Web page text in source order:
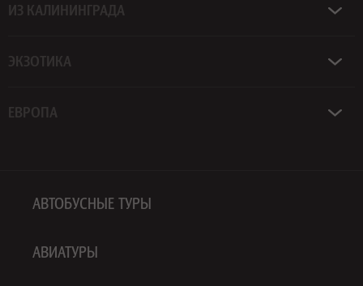
ИЗ КАЛИНИНГРАДА
ЭКЗОТИКА
ЕВРОПА
АВТОБУСНЫЕ ТУРЫ
АВИАТУРЫ